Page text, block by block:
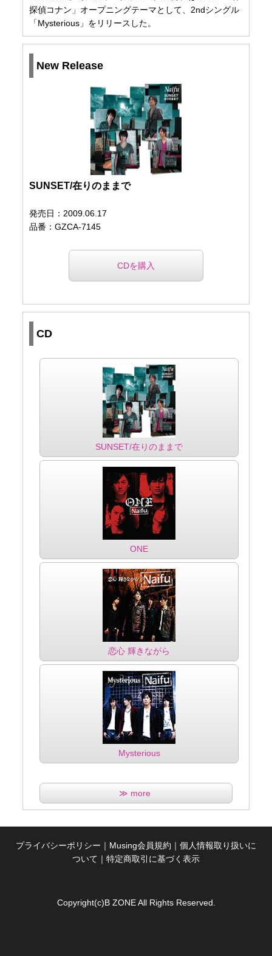
探偵コナン」オープニングテーマとして、2ndシングル
「Mysterious」をリリースした。
New Release
SUNSET/在りのままで
発売日：2009.06.17
品番：GZCA-7145
CDを購入
CD
SUNSET/在りのままで
ONE
恋心 輝きながら
Mysterious
≫ more
プライバシーポリシー ｜ Musing会員規約 ｜ 個人情報取り扱いに
ついて ｜ 特定商取引に基づく表示
Copyright(c)B ZONE All Rights Reserved.